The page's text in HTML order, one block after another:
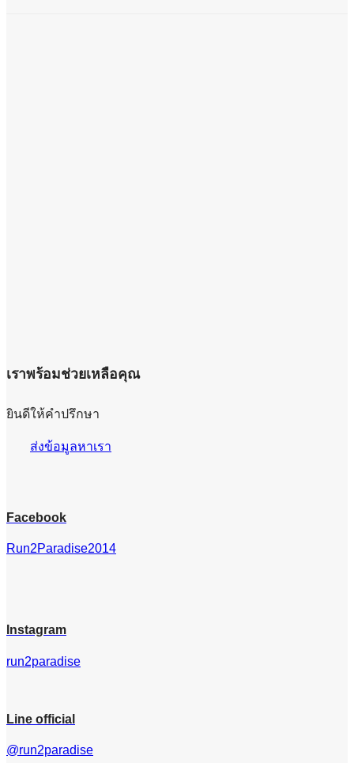
เราพร้อมช่วยเหลือคุณ
ยินดีให้คำปรึกษา
ส่งข้อมูลหาเรา
Facebook
Run2Paradise2014
Instagram
run2paradise
Line official
@run2paradise